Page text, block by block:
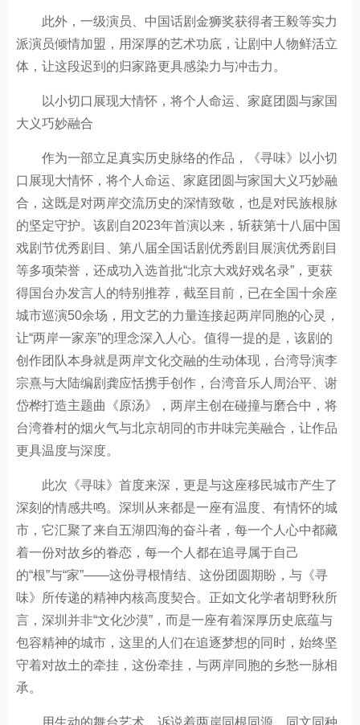
此外，一级演员、中国话剧金狮奖获得者王毅等实力
派演员倾情加盟，用深厚的艺术功底，让剧中人物鲜活立
体，让这段迟到的归家路更具感染力与冲击力。
以小切口展现大情怀，将个人命运、家庭团圆与家国
大义巧妙融合
作为一部立足真实历史脉络的作品，《寻味》以小切
口展现大情怀，将个人命运、家庭团圆与家国大义巧妙融
合，这既是对两岸交流历史的深情致敬，也是对民族根脉
的坚定守护。该剧自2023年首演以来，斩获第十八届中国
戏剧节优秀剧目、第八届全国话剧优秀剧目展演优秀剧目
等多项荣誉，还成功入选首批“北京大戏好戏名录”，更获
得国台办发言人的特别推荐，截至目前，已在全国十余座
城市巡演50余场，用文艺的力量连接起两岸同胞的心灵，
让“两岸一家亲”的理念深入人心。值得一提的是，该剧的
创作团队本身就是两岸文化交融的生动体现，台湾导演李
宗熹与大陆编剧龚应恬携手创作，台湾音乐人周治平、谢
岱桦打造主题曲《原汤》，两岸主创在碰撞与磨合中，将
台湾眷村的烟火气与北京胡同的市井味完美融合，让作品
更具温度与深度。
此次《寻味》首度来深，更是与这座移民城市产生了
深刻的情感共鸣。深圳从来都是一座有温度、有情怀的城
市，它汇聚了来自五湖四海的奋斗者，每一个人心中都藏
着一份对故乡的眷恋，每一个人都在追寻属于自己
的“根”与“家”——这份寻根情结、这份团圆期盼，与《寻
味》所传递的精神内核高度契合。正如文化学者胡野秋所
言，深圳并非“文化沙漠”，而是一座有着深厚历史底蕴与
包容精神的城市，这里的人们在追逐梦想的同时，始终坚
守着对故土的牵挂，这份牵挂，与两岸同胞的乡愁一脉相
承。